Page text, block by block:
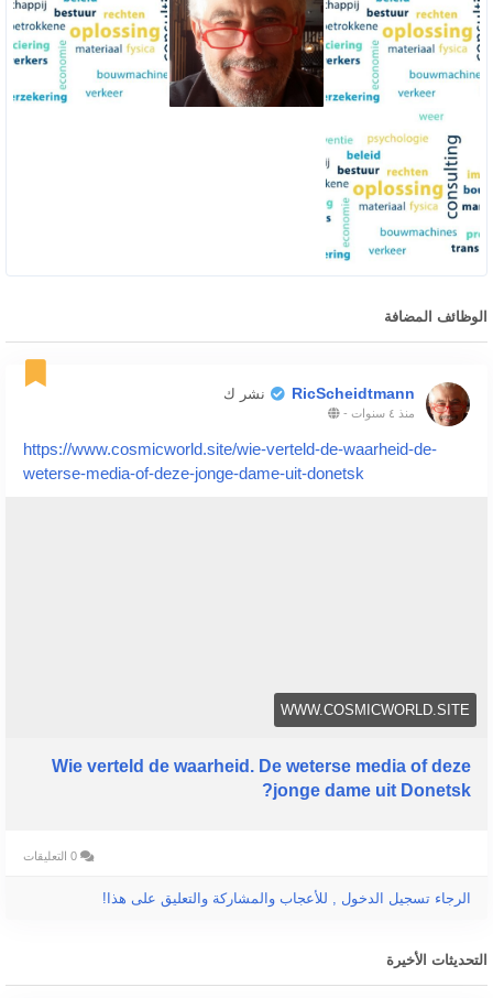
الوظائف المضافة
RicScheidtmann نشر ك
منذ ٤ سنوات -
https://www.cosmicworld.site/wie-verteld-de-waarheid-de-
weterse-media-of-deze-jonge-dame-uit-donetsk
WWW.COSMICWORLD.SITE
Wie verteld de waarheid. De weterse media of deze
jonge dame uit Donetsk?
الرجاء تسجيل الدخول , للأعجاب والمشاركة والتعليق على هذا!
التحديثات الأخيرة